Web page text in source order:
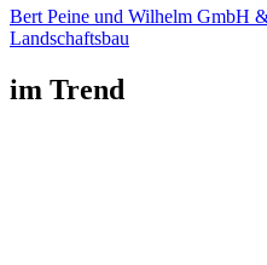
Bert Peine und Wilhelm GmbH
Landschaftsbau
im Trend